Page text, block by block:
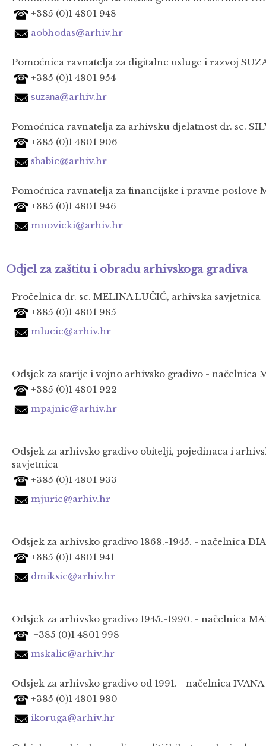
+385 (0)1 4801 948
aobhodas@arhiv.hr
Pomoćnica ravnatelja za digitalne usluge i razvoj
+385 (0)1 4801 954
suzana@arhiv.hr
Pomoćnica ravnatelja za arhivsku djelatnost dr. sc.
+385 (0)1 4801 906
sbabic@arhiv.hr
Pomoćnica ravnatelja za financijske i pravne poslove
+385 (0)1 4801 946
mnovicki@arhiv.hr
Odjel za zaštitu i obradu arhivskoga gradiva
Pročelnica dr. sc. MELINA LUČIĆ, arhivska savjetnica
+385 (0)1 4801 985
mlucic@arhiv.hr
Odsjek za starije i vojno arhivsko gradivo - načelnica
+385 (0)1 4801 922
mpajnic@arhiv.hr
Odsjek za arhivsko gradivo obitelji, pojedinaca i
savjetnica
+385 (0)1 4801 933
mjuric@arhiv.hr
Odsjek za arhivsko gradivo 1868.-1945. - načelnica
+385 (0)1 4801 941
dmiksic@arhiv.hr
Odsjek za arhivsko gradivo 1945.-1990. - načelnica
+385 (0)1 4801 998
mskalic@arhiv.hr
Odsjek za arhivsko gradivo od 1991. - načelnica
+385 (0)1 4801 980
ikoruga@arhiv.hr